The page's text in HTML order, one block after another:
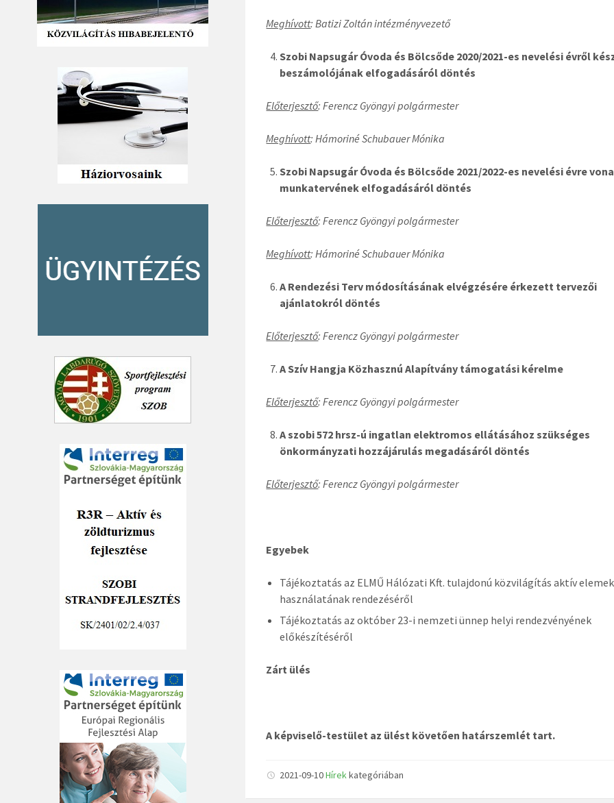
Meghívott: Batizi Zoltán intézményvezető
Szobi Napsugár Óvoda és Bölcsőde 2020/2021-es nevelési évről
beszámolójának elfogadásáról döntés
Előterjesztő: Ferencz Gyöngyi polgármester
Meghívott: Hámoriné Schubauer Mónika
Szobi Napsugár Óvoda és Bölcsőde 2021/2022-es nevelési évre
munkatervének elfogadásáról döntés
Előterjesztő: Ferencz Gyöngyi polgármester
Meghívott: Hámoriné Schubauer Mónika
A Rendezési Terv módosításának elvégzésére érkezett tervezői
ajánlatokról döntés
Előterjesztő: Ferencz Gyöngyi polgármester
A Szív Hangja Közhasznú Alapítvány támogatási kérelme
Előterjesztő: Ferencz Gyöngyi polgármester
A szobi 572 hrsz-ú ingatlan elektromos ellátásához szükséges
önkormányzati hozzájárulás megadásáról döntés
Előterjesztő: Ferencz Gyöngyi polgármester
Egyebek
Tájékoztatás az ELMŰ Hálózati Kft. tulajdonú közvilágítás aktív elemek
használatának rendezéséről
Tájékoztatás az október 23-i nemzeti ünnep helyi rendezvényének
előkészítéséről
Zárt ülés
A képviselő-testület az ülést követően határszemlét tart.
2021-09-10Hírekkategóriában